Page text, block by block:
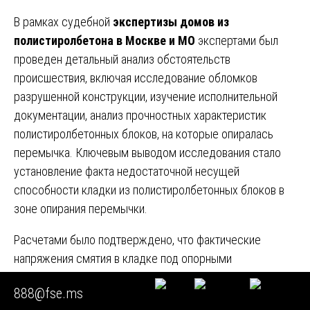
В рамках судебной экспертизы домов из
полистиролбетона в Москве и МО экспертами был
проведен детальный анализ обстоятельств
происшествия, включая исследование обломков
разрушенной конструкции, изучение исполнительной
документации, анализ прочностных характеристик
полистиролбетонных блоков, на которые опиралась
перемычка. Ключевым выводом исследования стало
установление факта недостаточной несущей
способности кладки из полистиролбетонных блоков в
зоне опирания перемычки.
Расчетами было подтверждено, что фактические
напряжения смятия в кладке под опорными
площадками перемычки превышали расчетное
сопротивление полистиролбетона местному сжатию в
888@fse.ms